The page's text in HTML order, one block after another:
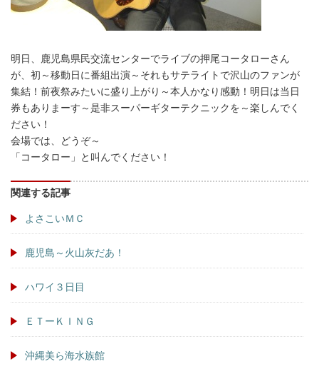
明日、鹿児島県民交流センターでライブの押尾コータローさん
が、初～移動日に番組出演～それもサテライトで沢山のファンが
集結！前夜祭みたいに盛り上がり～本人かなり感動！明日は当日
券もありまーす～是非スーパーギターテクニックを～楽しんでく
ださい！
会場では、どうぞ～
「コータロー」と叫んでください！
関連する記事
よさこいＭＣ
鹿児島～火山灰だあ！
ハワイ３日目
ＥＴーＫＩＮＧ
沖縄美ら海水族館